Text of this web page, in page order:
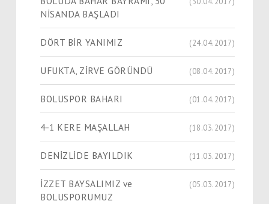
NİSANDA BAŞLADI
DÖRT BİR YANIMIZ (24.04.2017)
UFUKTA, ZİRVE GÖRÜNDÜ (08.04.2017)
BOLUSPOR BAHARI (01.04.2017)
4-1 KERE MAŞALLAH (18.03.2017)
DENİZLİDE BAYILDIK (11.03.2017)
İZZET BAYSALIMIZ ve
BOLUSPORUMUZ
(05.03.2017)